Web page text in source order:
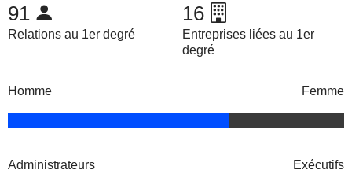
91
Relations au 1er degré
16
Entreprises liées au 1er
degré
Homme Femme
Administrateurs Exécutifs